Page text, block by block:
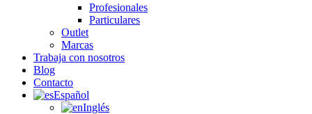
Profesionales
Particulares
Outlet
Marcas
Trabaja con nosotros
Blog
Contacto
Español
Inglés